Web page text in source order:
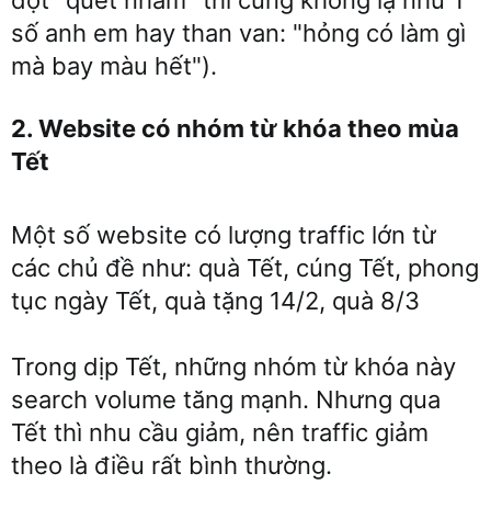
số anh em hay than van: "hỏng có làm gì
mà bay màu hết").
2. Website có nhóm từ khóa theo mùa
Tết
Một số website có lượng traffic lớn từ
các chủ đề như: quà Tết, cúng Tết, phong
tục ngày Tết, quà tặng 14/2, quà 8/3
Trong dịp Tết, những nhóm từ khóa này
search volume tăng mạnh. Nhưng qua
Tết thì nhu cầu giảm, nên traffic giảm
theo là điều rất bình thường.